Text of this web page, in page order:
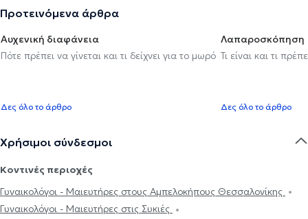
Προτεινόμενα άρθρα
Αυχενική διαφάνεια
Πότε πρέπει να γίνεται και τι δείχνει για το μωρό
Δες όλο το άρθρο
Λαπαροσκόπηση
Τι είναι και τι
Δες όλο το άρθρο
Χρήσιμοι σύνδεσμοι
Κοντινές περιοχές
Γυναικολόγοι - Μαιευτήρες στους Αμπελοκήπους Θεσσαλονίκης
Γυναικολόγοι - Μαιευτήρες στις Συκιές